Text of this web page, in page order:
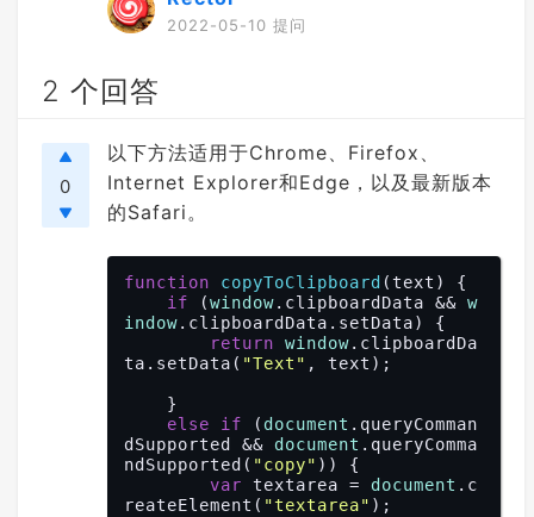
2022-05-10 提问
2 个回答
0
以下方法适用于Chrome、Firefox、
Internet Explorer和Edge，以及最新版本
的Safari。
function copyToClipboard (text ) {
if (window.clipboardData && w
indow.clipboardData.setData) {
return
window.clipboardDa
ta.setData( "Text" , text);
else
if ( document .queryComman
dSupported && document .queryComma
ndSupported( "copy" )) {
var textarea = document .c
reateElement( "textarea" );